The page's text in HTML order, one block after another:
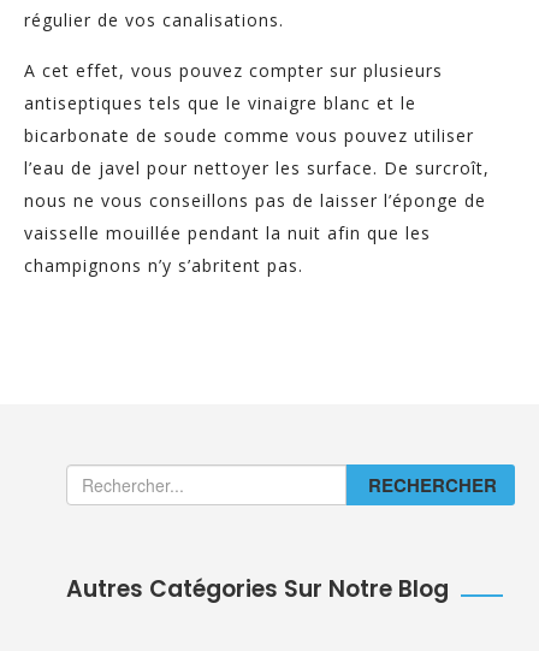
régulier de vos canalisations.
A cet effet, vous pouvez compter sur plusieurs
antiseptiques tels que le vinaigre blanc et le
bicarbonate de soude comme vous pouvez utiliser
l’eau de javel pour nettoyer les surface. De surcroît,
nous ne vous conseillons pas de laisser l’éponge de
vaisselle mouillée pendant la nuit afin que les
champignons n’y s’abritent pas.
RECHERCHER
Autres Catégories Sur Notre Blog